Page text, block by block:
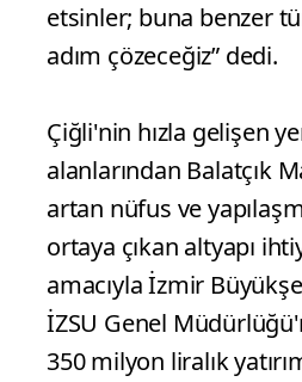
etsinler; buna benzer
adım çözeceğiz” dedi.
Çiğli'nin hızla gelişen
alanlarından Balatçık
artan nüfus ve
ortaya çıkan altyapı
amacıyla İzmir
İZSU Genel
350 milyon liralık